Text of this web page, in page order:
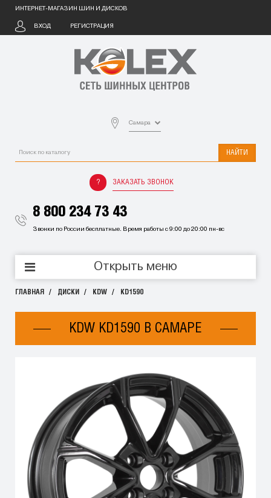
ИНТЕРНЕТ-МАГАЗИН ШИН И ДИСКОВ
ВХОД РЕГИСТРАЦИЯ
Самара
НАЙТИ
ЗАКАЗАТЬ ЗВОНОК
8 800 234 73 43
Звонки по России бесплатные. Время работы с 9:00 до 20:00 пн-вс
Открыть меню
ГЛАВНАЯ ДИСКИ KDW KD1590
KDW KD1590 В САМАРЕ